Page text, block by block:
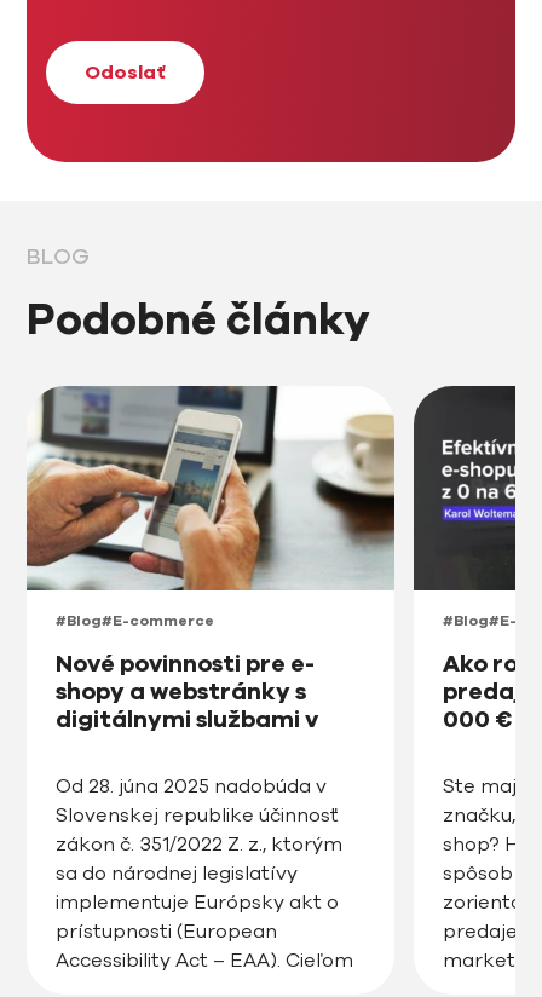
BLOG
Podobné články
#Blog#E-commerce
Nové povinnosti pre e-
shopy a webstránky s
digitálnymi službami v
od roku 2025
Od 28. júna 2025 nadobúda v
Slovenskej republike účinnosť
zákon č. 351/2022 Z. z., ktorým
sa do národnej legislatívy
implementuje Európsky akt o
prístupnosti (European
Accessibility Act – EAA). Cieľom
#Blog#E-
Ako
000 € v
Ste
značku,
shop?
spôsob
predaje,